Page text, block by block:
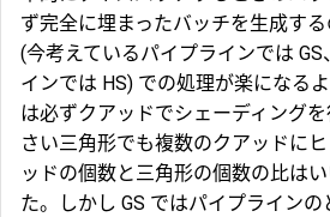
ず完全に埋まったバッチを生成す
(今考えているパイプラインでは
インでは HS) での処理が楽になる
は必ずクアッドでシェーディング
さい三角形でも複数のクアッドに
ッドの個数と三角形の個数の比は
た。しかし GS ではパイプライン